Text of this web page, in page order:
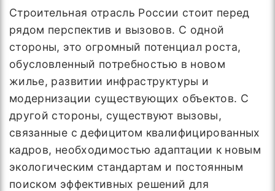
Строительная отрасль России стоит перед
рядом перспектив и вызовов. С одной
стороны, это огромный потенциал роста,
обусловленный потребностью в новом
жилье, развитии инфраструктуры и
модернизации существующих объектов. С
другой стороны, существуют вызовы,
связанные с дефицитом квалифицированных
кадров, необходимостью адаптации к новым
экологическим стандартам и постоянным
поиском эффективных решений для